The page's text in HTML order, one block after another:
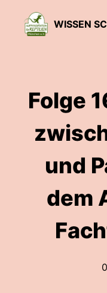
Folge
und
dem